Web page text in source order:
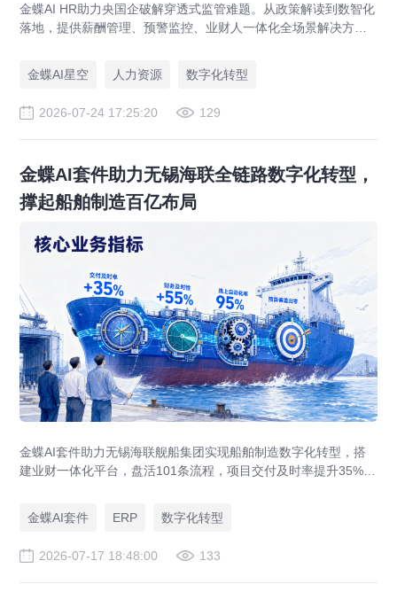
金蝶AI HR助力央国企破解穿透式监管难题。从政策解读到数智化
落地，提供薪酬管理、预警监控、业财人一体化全场景解决方
金蝶AI星空
人力资源 数字化转型
2026-07-24 17:25:20 129
金蝶AI套件助力无锡海联全链路数字化转型，
撑起船舶制造百亿布局
金蝶AI套件助力无锡海联舰船集团实现船舶制造数字化转型，搭
建业财一体化平台，盘活101条流程，项目交付及时率提升35%，
金蝶AI套件
ERP 数字化转型
2026-07-17 18:48:00 133